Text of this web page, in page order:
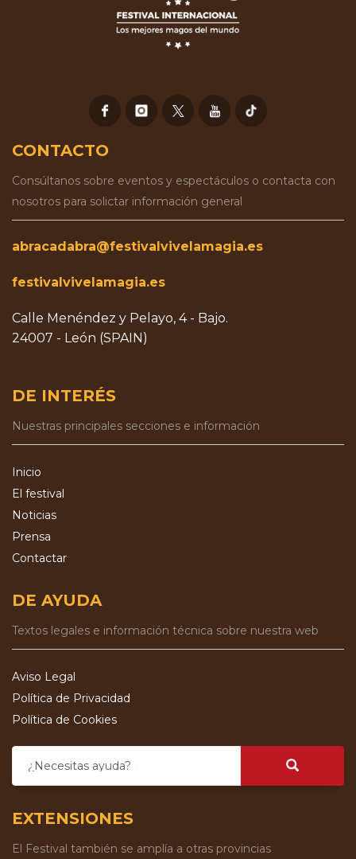
CONTACTO
Consúltanos sobre eventos y espectáculos o contacta con
nosotros para solictar información general
abracadabra@festivalvivelamagia.es
festivalvivelamagia.es
Calle Menéndez y Pelayo, 4 - Bajo.
24007 - León (SPAIN)
DE INTERÉS
Nuestras principales secciones e información
Inicio
El festival
Noticias
Prensa
Contactar
DE AYUDA
Textos legales e información técnica sobre nuestra web
Aviso Legal
Política de Privacidad
Política de Cookies
¿Necesitas ayuda?
EXTENSIONES
El Festival también se amplía a otras provincias